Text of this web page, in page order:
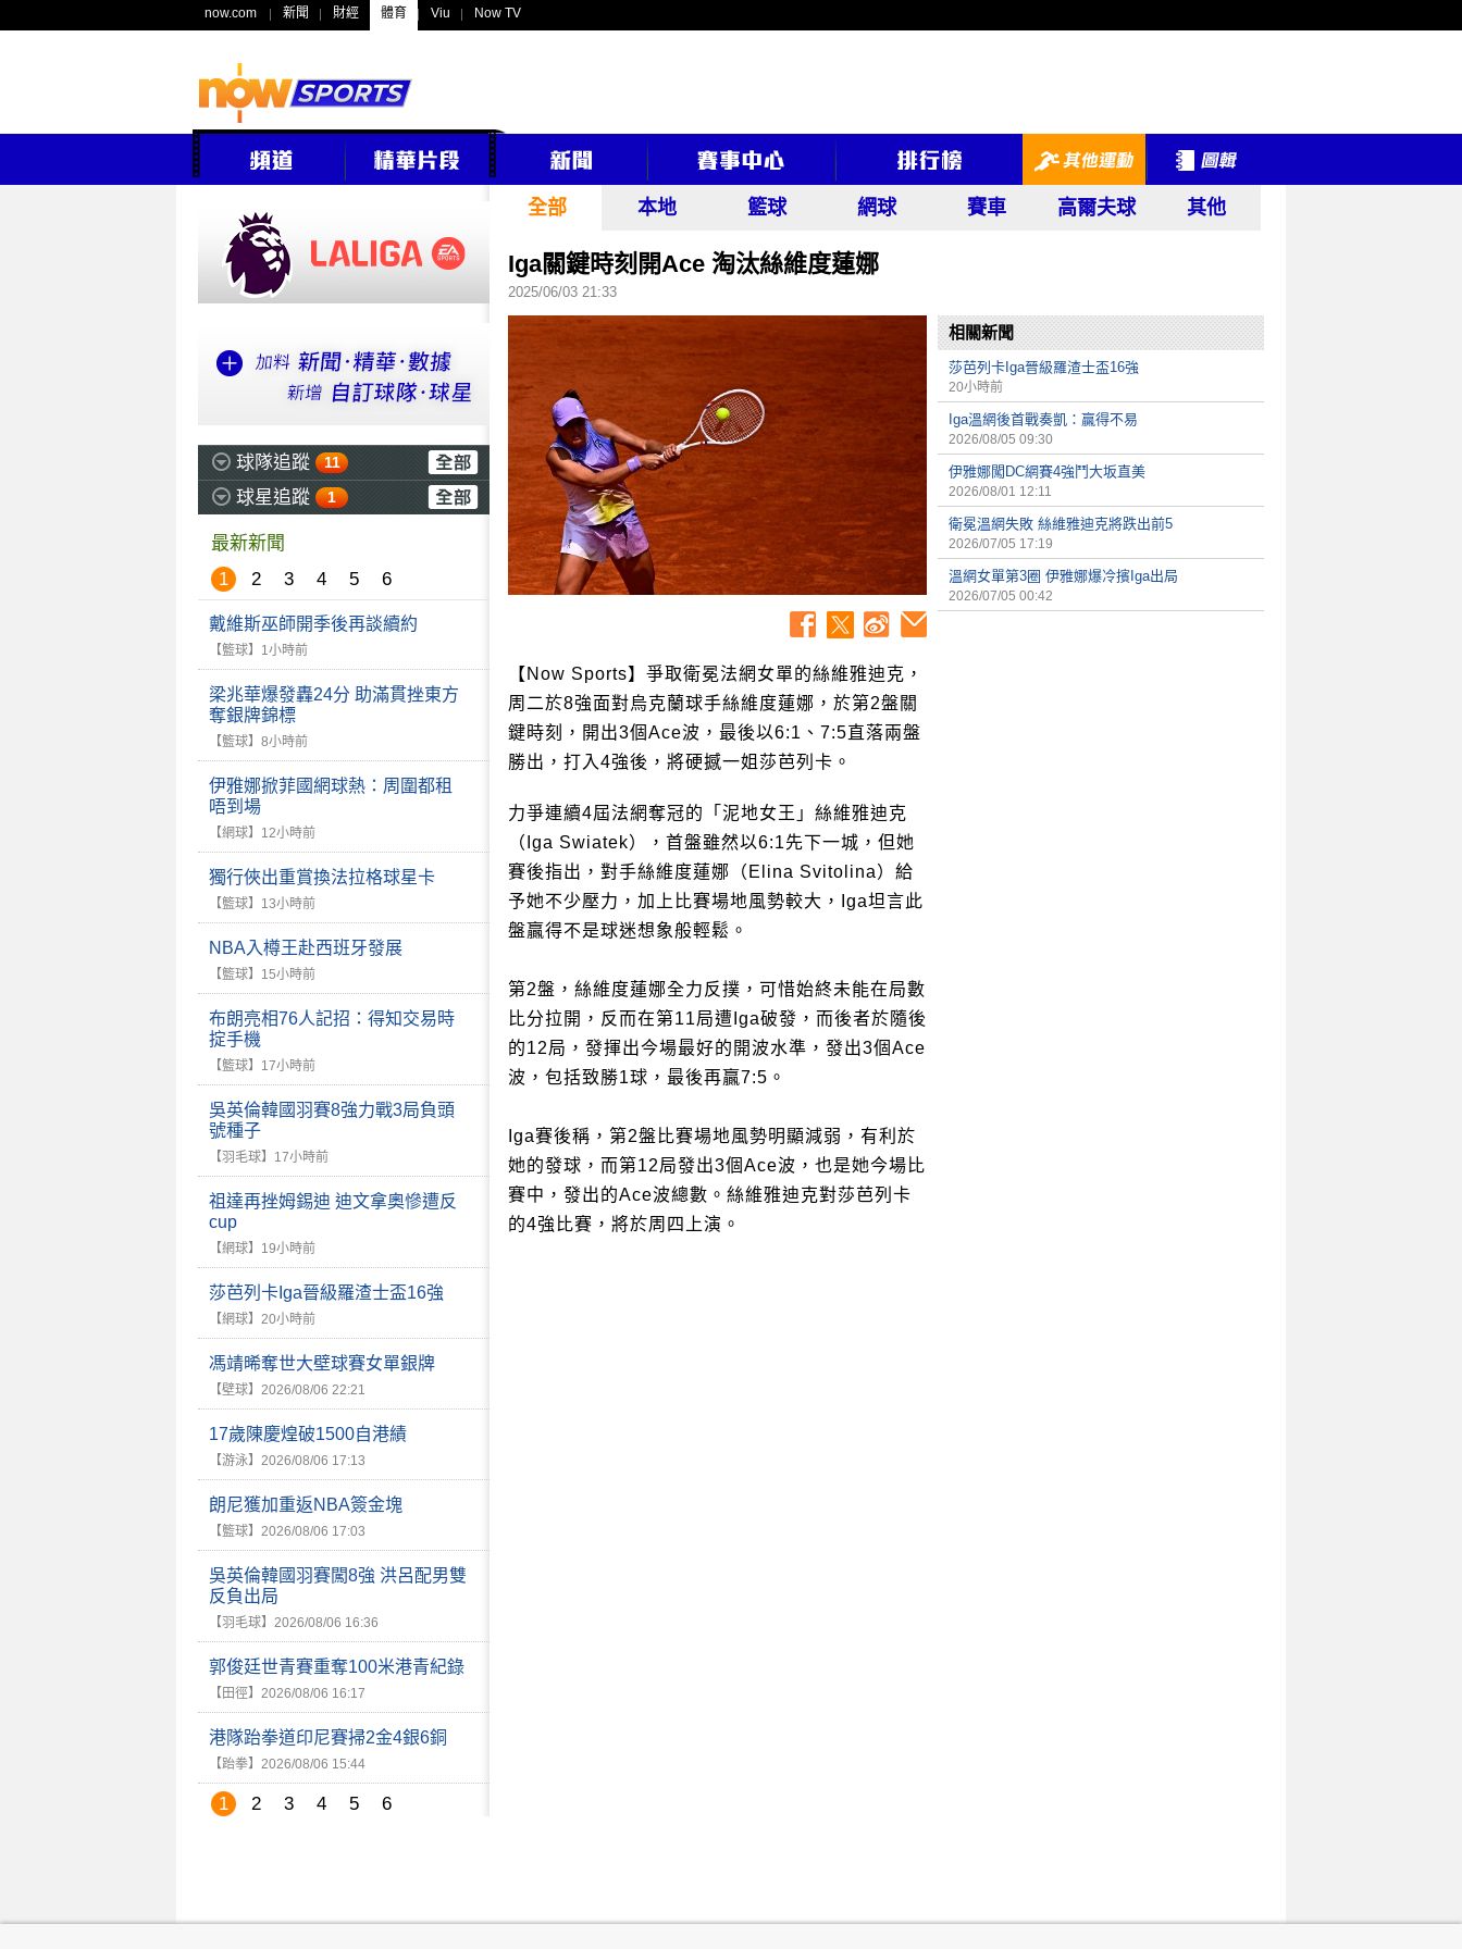
now.com 新聞 財經 體育 Viu Now TV
球隊追蹤 11
球星追蹤 1
最新新聞
1
2 3 4 5 6
戴維斯巫師開季後再談續約
【籃球】 1小時前
梁兆華爆發轟24分 助滿貫挫東方
奪銀牌錦標
【籃球】 8小時前
伊雅娜掀菲國網球熱：周圍都租
唔到場
【網球】 12小時前
獨行俠出重賞換法拉格球星卡
【籃球】 13小時前
NBA入樽王赴西班牙發展
【籃球】 15小時前
布朗亮相76人記招：得知交易時
掟手機
【籃球】 17小時前
吳英倫韓國羽賽8強力戰3局負頭
號種子
【羽毛球】 17小時前
祖達再挫姆錫迪 迪文拿奧慘遭反
cup
【網球】 19小時前
莎芭列卡Iga晉級羅渣士盃16強
【網球】 20小時前
馮靖晞奪世大壁球賽女單銀牌
【壁球】 2026/08/06 22:21
17歲陳慶煌破1500自港績
【游泳】 2026/08/06 17:13
朗尼獲加重返NBA簽金塊
【籃球】 2026/08/06 17:03
吳英倫韓國羽賽闖8強 洪呂配男雙
反負出局
【羽毛球】 2026/08/06 16:36
郭俊廷世青賽重奪100米港青紀錄
【田徑】 2026/08/06 16:17
港隊跆拳道印尼賽掃2金4銀6銅
【跆拳】 2026/08/06 15:44
1 2 3 4 5 6
全部 本地 籃球 網球 賽車 高爾夫球 其他
Iga關鍵時刻開Ace 淘汰絲維度蓮娜
2025/06/03 21:33
【Now Sports】爭取衛冕法網女單的絲維雅迪克，
周二於8強面對烏克蘭球手絲維度蓮娜，於第2盤關
鍵時刻，開出3個Ace波，最後以6:1、7:5直落兩盤
勝出，打入4強後，將硬撼一姐莎芭列卡。
力爭連續4屆法網奪冠的「泥地女王」絲維雅迪克
（Iga Swiatek），首盤雖然以6:1先下一城，但她
賽後指出，對手絲維度蓮娜（Elina Svitolina）給
予她不少壓力，加上比賽場地風勢較大，Iga坦言此
盤贏得不是球迷想象般輕鬆。
第2盤，絲維度蓮娜全力反撲，可惜始終未能在局數
比分拉開，反而在第11局遭Iga破發，而後者於隨後
的12局，發揮出今場最好的開波水準，發出3個Ace
波，包括致勝1球，最後再贏7:5。
Iga賽後稱，第2盤比賽場地風勢明顯減弱，有利於
她的發球，而第12局發出3個Ace波，也是她今場比
賽中，發出的Ace波總數。絲維雅迪克對莎芭列卡
的4強比賽，將於周四上演。
相關新聞
莎芭列卡Iga晉級羅渣士盃16強
20小時前
Iga溫網後首戰奏凱：贏得不易
2026/08/05 09:30
伊雅娜闖DC網賽4強鬥大坂直美
2026/08/01 12:11
衛冕溫網失敗 絲維雅迪克將跌出前5
2026/07/05 17:19
溫網女單第3圈 伊雅娜爆冷擯Iga出局
2026/07/05 00:42